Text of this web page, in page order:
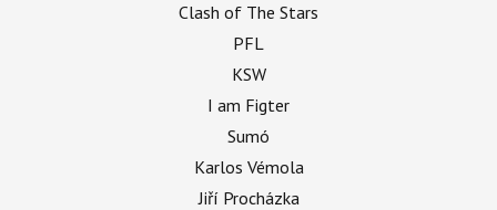
Clash of The Stars
PFL
KSW
I am Figter
Sumó
Karlos Vémola
Jiří Procházka